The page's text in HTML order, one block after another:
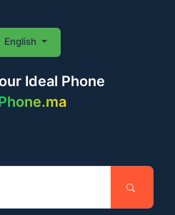
Ideal Phone
English